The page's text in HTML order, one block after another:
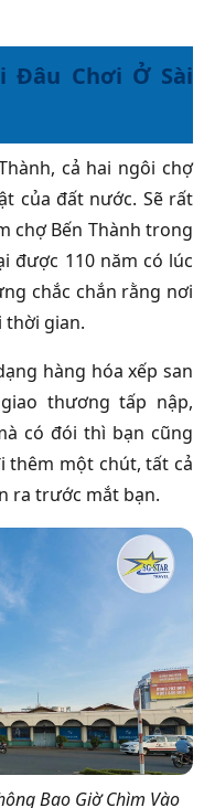
Đâu Chơi Ở Sài
cả hai ngôi chợ
của đất nước. Sẽ rất
chợ Bến Thành trong
được 110 năm có lúc
chắc chắn rằng nơi
thời gian.
hàng hóa xếp san
thương tấp nập,
có đói thì bạn cũng
thêm một chút, tất cả
ra trước mắt bạn.
Bao Giờ Chìm Vào